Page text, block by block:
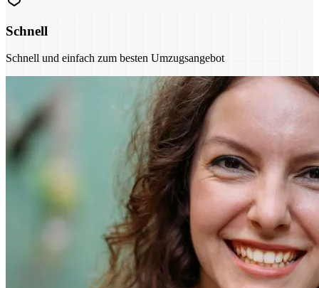
Schnell
Schnell und einfach zum besten Umzugsangebot